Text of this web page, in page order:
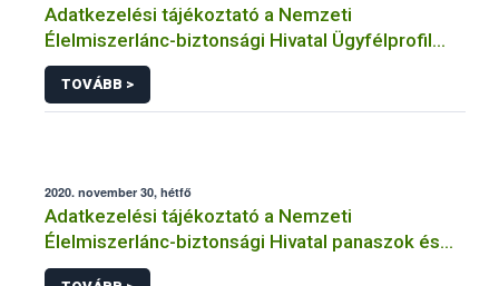
Adatkezelési tájékoztató a Nemzeti
Élelmiszerlánc-biztonsági Hivatal Ügyfélprofil
Rendszerben kistermelői tevékenység
témakörben intézhető közhatalmi eljárásaihoz
kapcsolódó adatkezeléséhez
TOVÁBB >
2020. november 30, hétfő
Adatkezelési tájékoztató a Nemzeti
Élelmiszerlánc-biztonsági Hivatal panaszok és
közérdekű bejelentések kezeléséhez